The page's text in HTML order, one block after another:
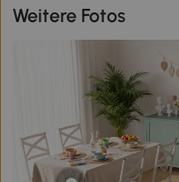
Weitere Fotos